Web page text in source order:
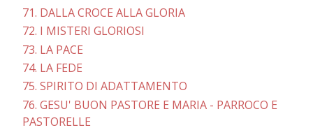
71. DALLA CROCE ALLA GLORIA
72. I MISTERI GLORIOSI
73. LA PACE
74. LA FEDE
75. SPIRITO DI ADATTAMENTO
76. GESU' BUON PASTORE E MARIA - PARROCO E
PASTORELLE